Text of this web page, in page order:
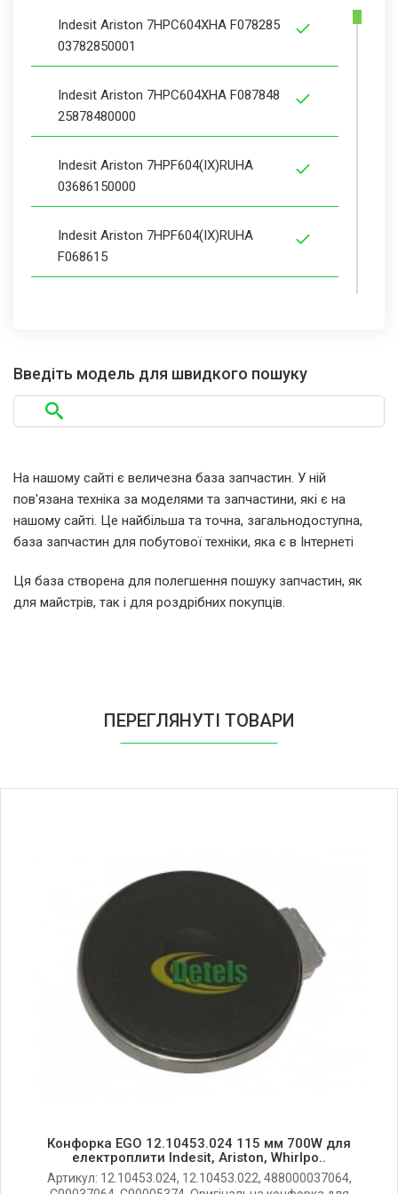
Indesit Ariston 7HPC604XHA F078285
03782850001
Indesit Ariston 7HPC604XHA F087848
25878480000
Indesit Ariston 7HPF604(IX)RUHA
03686150000
Indesit Ariston 7HPF604(IX)RUHA
F068615
Indesit Ariston C502E(W)R F022606
03226060000
Indesit Ariston C602M.3(W)EU F029356
03293560000
Indesit Ariston C602P(A)EU F022354
03223540000
F005467
Indesit Ariston G0MEGR 03054670200
Indesit Ariston G0MEGR F004859
03048590100
Indesit Ariston G504E3 03021190200
Indesit Ariston G504E3 F002119
03021190100
Indesit Ariston G504E3R F014683
Введіть модель для швидкого пошуку
На нашому сайті є величезна база запчастин. У ній
пов'язана техніка за моделями та запчастини, які є на
нашому сайті. Це найбільша та точна, загальнодоступна,
база запчастин для побутової техніки, яка є в Інтернеті
Ця база створена для полегшення пошуку запчастин, як
для майстрів, так і для роздрібних покупців.
ПЕРЕГЛЯНУТІ ТОВАРИ
Конфорка EGO 12.10453.024 115 мм 700W для
електроплити Indesit, Ariston, Whirlpo..
Артикул: 12.10453.024, 12.10453.022, 488000037064,